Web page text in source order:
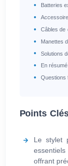
Batteries
Câbles de
Manettes
Solutions
En résumé
Questions
Points
Le stylet
offrant